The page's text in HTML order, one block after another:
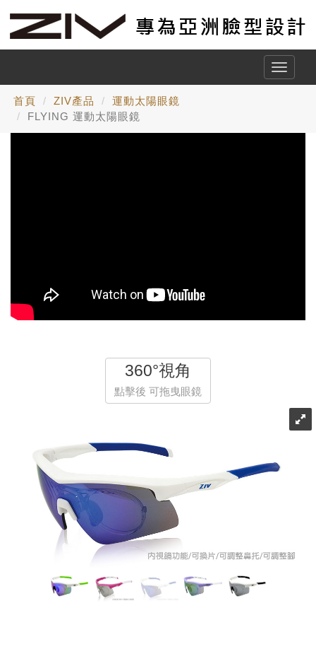
Toggle
首頁 ZIV產品
運動太陽眼鏡
FLYING 運動太陽眼鏡
360°視角
點擊後 可拖曳眼鏡